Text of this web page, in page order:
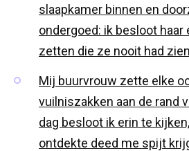
slaapkamer binnen en
ondergoed: ik besloot haar
zetten die ze nooit had
Mij buurvrouw zette elke
vuilniszakken aan de rand
dag besloot ik erin te
ontdekte deed me spijt